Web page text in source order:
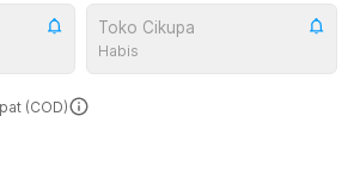
Toko Cikupa
Habis
(COD)